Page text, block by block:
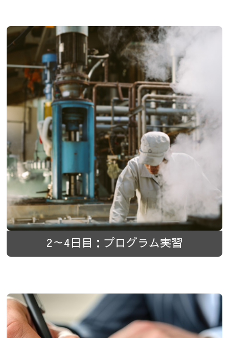
2～4日目：プログラム実習